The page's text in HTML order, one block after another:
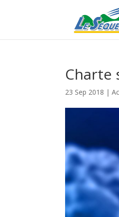
Charte
23 Sep 2018 |